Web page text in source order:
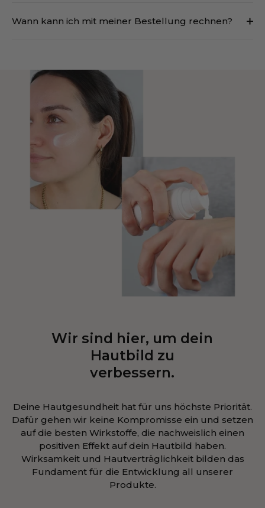
Wann kann ich mit meiner Bestellung rechnen?
Wir sind hier, um dein
Hautbild zu
verbessern.
Deine Hautgesundheit hat für uns höchste Priorität.
Dafür gehen wir keine Kompromisse ein und setzen
auf die besten Wirkstoffe, die nachweislich einen
positiven Effekt auf dein Hautbild haben.
Wirksamkeit und Hautverträglichkeit bilden das
Fundament für die Entwicklung all unserer
Produkte.